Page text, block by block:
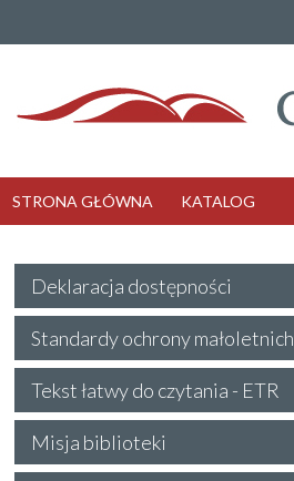
STRONA GŁÓWNA KATALOG
Deklaracja dostępności
Standardy ochrony małoletnich
Tekst łatwy do czytania - ETR
Misja biblioteki